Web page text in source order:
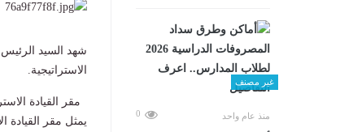
غير مصنف
منذ عام واحد 0
شهد السيد الرئيس
الاستراتيجية.
مقر القيادة
يمثل مقر القيادة